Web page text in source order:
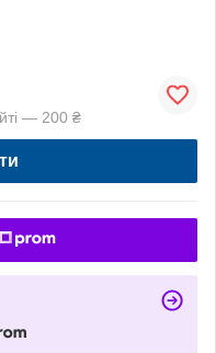
— 200 ₴